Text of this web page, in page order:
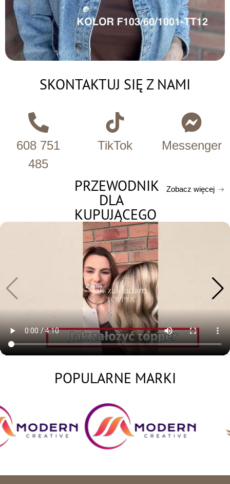
SKONTAKTUJ SIĘ Z NAMI
608 751
485
TikTok Messenger
PRZEWODNIK
DLA
KUPUJĄCEGO
Zobacz więcej
POPULARNE MARKI